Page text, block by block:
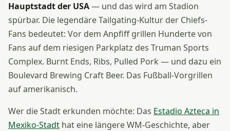
Hauptstadt der USA— und das wird am Stadion
spürbar. Die legendäre Tailgating-Kultur der Chiefs-
Fans bedeutet: Vor dem Anpfiff grillen Hunderte von
Fans auf dem riesigen Parkplatz des Truman Sports
Complex. Burnt Ends, Ribs, Pulled Pork — und dazu ein
Boulevard Brewing Craft Beer. Das Fußball-Vorgrillen
auf amerikanisch.
Wer die Stadt erkunden möchte: Das Estadio Azteca in
Mexiko-Stadt hat eine längere WM-Geschichte, aber